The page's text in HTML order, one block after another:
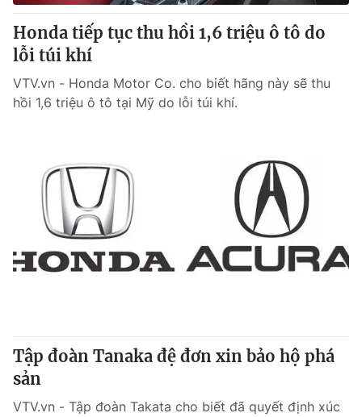
® Cấm sao chép dưới mọi hình thức nếu không có sự chấp
thuận bằng văn bản. Ghi rõ nguồn VTV.vn khi phát hành lại
thông tin từ website này.
Honda tiếp tục thu hồi 1,6 triệu ô tô do
lỗi túi khí
VTV.vn - Honda Motor Co. cho biết hãng này sẽ thu
hồi 1,6 triệu ô tô tại Mỹ do lỗi túi khí.
Tập đoàn Tanaka đệ đơn xin bảo hộ phá
sản
VTV.vn - Tập đoàn Takata cho biết đã quyết định xúc